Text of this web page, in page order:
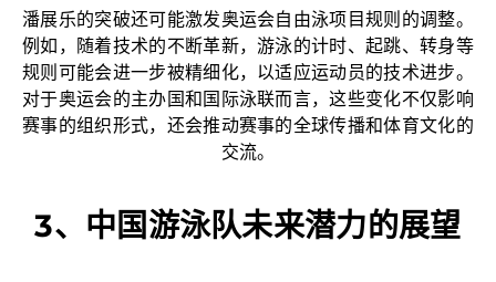
潘展乐的突破还可能激发奥运会自由泳项目规则的调整。
例如，随着技术的不断革新，游泳的计时、起跳、转身等
规则可能会进一步被精细化，以适应运动员的技术进步。
对于奥运会的主办国和国际泳联而言，这些变化不仅影响
赛事的组织形式，还会推动赛事的全球传播和体育文化的
交流。
3、中国游泳队未来潜力的展望